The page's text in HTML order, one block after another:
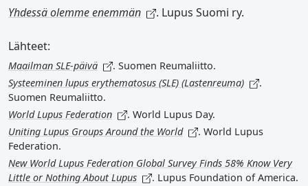
Yhdessä olemme enemmän
. Lupus Suomi ry.
Lähteet:
Maailman SLE-päivä
. Suomen Reumaliitto.
Systeeminen lupus erythematosus (SLE) (Lastenreuma)
.
Suomen Reumaliitto.
World Lupus Federation
. World Lupus Day.
Uniting Lupus Groups Around the World
. World Lupus
Federation.
New World Lupus Federation Global Survey Finds 58% Know Very
Little or Nothing About Lupus
. Lupus Foundation of America.